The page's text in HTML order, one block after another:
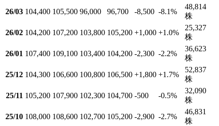
26/03 104,400 105,500 96,000 96,700 -8,500 -8.1%
48,814
株
26/02 104,200 107,200 103,800 105,200 +1,000 +1.0%
25,327
株
26/01 107,400 109,100 103,400 104,200 -2,300 -2.2%
36,623
株
25/12 104,300 106,600 100,800 106,500 +1,800 +1.7%
52,837
株
25/11 105,200 107,900 102,300 104,700 -500 -0.5%
32,090
株
25/10 108,000 108,600 102,700 105,200 -2,900 -2.7%
46,831
株